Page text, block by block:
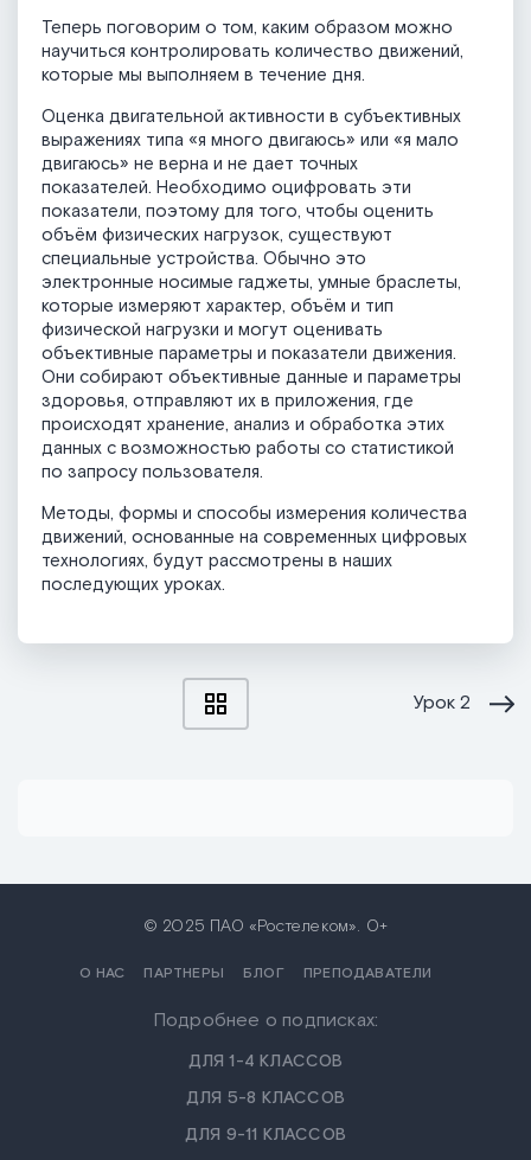
Теперь поговорим о том, каким образом можно
научиться контролировать количество движений,
которые мы выполняем в течение дня.
Оценка двигательной активности в субъективных
выражениях типа «я много двигаюсь» или «я мало
двигаюсь» не верна и не дает точных
показателей. Необходимо оцифровать эти
показатели, поэтому для того, чтобы оценить
объём физических нагрузок, существуют
специальные устройства. Обычно это
электронные носимые гаджеты, умные браслеты,
которые измеряют характер, объём и тип
физической нагрузки и могут оценивать
объективные параметры и показатели движения.
Они собирают объективные данные и параметры
здоровья, отправляют их в приложения, где
происходят хранение, анализ и обработка этих
данных с возможностью работы со статистикой
по запросу пользователя.
Методы, формы и способы измерения количества
движений, основанные на современных цифровых
технологиях, будут рассмотрены в наших
последующих уроках.
Урок2
© 2025 ПАО «Ростелеком». 0+
О НАС ПАРТНЕРЫ БЛОГ ПРЕПОДАВАТЕЛИ
Подробнее о подписках:
ДЛЯ 1-4 КЛАССОВ
ДЛЯ 5-8 КЛАССОВ
ДЛЯ 9-11 КЛАССОВ